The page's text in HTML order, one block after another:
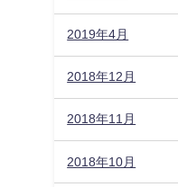
2019年4月
2018年12月
2018年11月
2018年10月